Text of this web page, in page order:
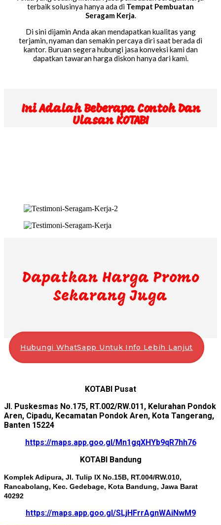
terbaik solusinya hanya ada di Tempat Pembuatan
Seragam Kerja.
Di sini dijamin Anda akan mendapatkan kualitas yang
terjamin, nyaman dan semakin percaya diri saat berada di
kantor. Buruan segera hubungi jasa konveksi kami dan
dapatkan tawaran harga diskon hanya dari kami.
Ini Adalah Beberapa Contoh Dan
Ulasan KOTABI
Dapatkan Harga Promo
Sekarang Juga
Hubungi WhatSapp Untuk Info Lebih Lanjut
KOTABI Pusat
Jl. Puskesmas No.175, RT.002/RW.011, Kelurahan Pondok
Aren, Cipadu, Kecamatan Pondok Aren, Kota Tangerang,
Banten 15224
https://maps.app.goo.gl/Mn1gqXHYb9qR7hh76
KOTABI Bandung
Komplek Adipura, Jl. Tulip IX No.15B, RT.004/RW.010,
Rancabolang, Kec. Gedebage, Kota Bandung, Jawa Barat
40292
https://maps.app.goo.gl/SLjHFrrAgnWAiNwM9